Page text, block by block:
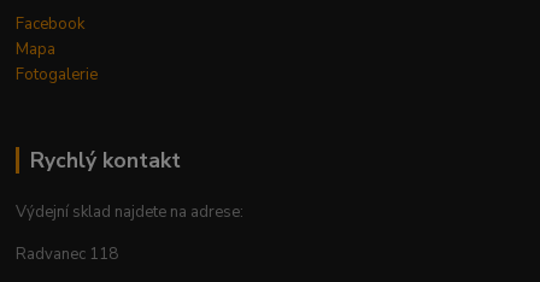
Facebook
Mapa
Fotogalerie
Rychlý kontakt
Výdejní sklad najdete na adrese:
Radvanec 118